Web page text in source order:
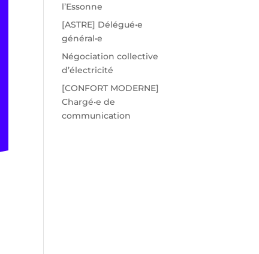
l’Essonne
[ASTRE] Délégué•e
général•e
Négociation collective
d’électricité
[CONFORT MODERNE]
Chargé•e de
communication